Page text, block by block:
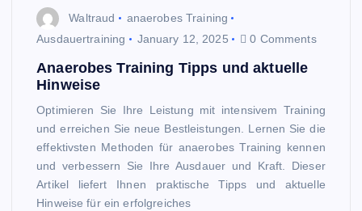
Waltraud
anaerobes Training
Ausdauertraining
January 12, 2025 0 Comments
Anaerobes Training Tipps und aktuelle
Hinweise
Optimieren Sie Ihre Leistung mit intensivem Training
und erreichen Sie neue Bestleistungen. Lernen Sie die
effektivsten Methoden für anaerobes Training kennen
und verbessern Sie Ihre Ausdauer und Kraft. Dieser
Artikel liefert Ihnen praktische Tipps und aktuelle
Hinweise für ein erfolgreiches